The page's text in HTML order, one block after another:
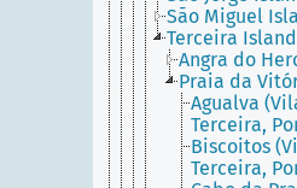
São Miguel
Terceira
Angra do
Praia da
Agualva
Terceira,
Biscoitos
Terceira,